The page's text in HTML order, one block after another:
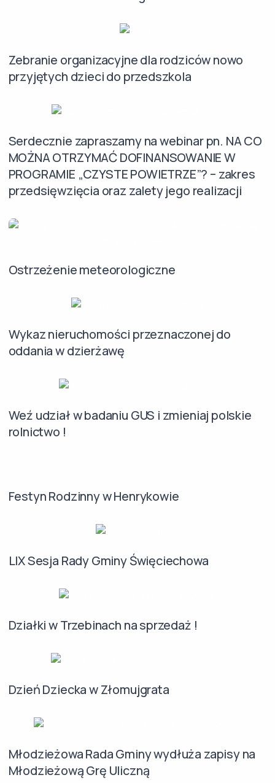
Zebranie organizacyjne dla rodziców nowo
przyjętych dzieci do przedszkola
Serdecznie zapraszamy na webinar pn. NA CO
MOŻNA OTRZYMAĆ DOFINANSOWANIE W
PROGRAMIE „CZYSTE POWIETRZE”? – zakres
przedsięwzięcia oraz zalety jego realizacji
Ostrzeżenie meteorologiczne
Wykaz nieruchomości przeznaczonej do
oddania w dzierżawę
Weź udział w badaniu GUS i zmieniaj polskie
rolnictwo !
Festyn Rodzinny w Henrykowie
LIX Sesja Rady Gminy Święciechowa
Działki w Trzebinach na sprzedaż !
Dzień Dziecka w Złomujgrata
Młodzieżowa Rada Gminy wydłuża zapisy na
Młodzieżową Grę Uliczną